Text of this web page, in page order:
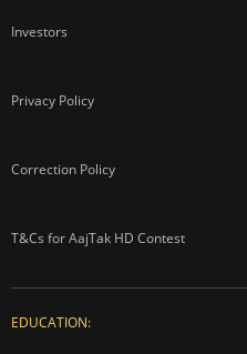
Investors
Privacy Policy
Correction Policy
T&Cs for AajTak HD Contest
EDUCATION: